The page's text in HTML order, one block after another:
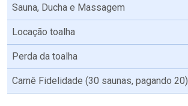
Sauna, Ducha e Massagem
Locação toalha
Perda da toalha
Carnê Fidelidade (30 saunas, pagando 20)